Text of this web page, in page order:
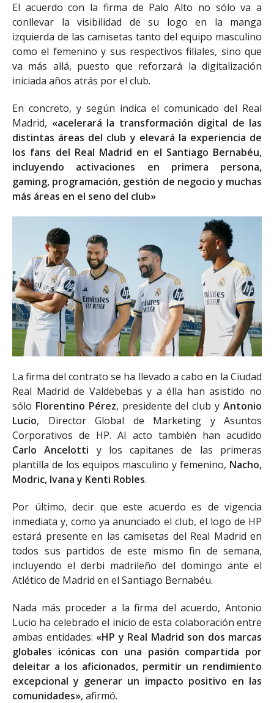
El acuerdo con la firma de Palo Alto no sólo va a
conllevar la visibilidad de su logo en la manga
izquierda de las camisetas tanto del equipo masculino
como el femenino y sus respectivos filiales, sino que
va más allá, puesto que reforzará la digitalización
iniciada años atrás por el club.
En concreto, y según indica el comunicado del Real
Madrid, «acelerará la transformación digital de las
distintas áreas del club y elevará la experiencia de
los fans del Real Madrid en el Santiago Bernabéu,
incluyendo activaciones en primera persona,
gaming, programación, gestión de negocio y muchas
más áreas en el seno del club»
La firma del contrato se ha llevado a cabo en la Ciudad
Real Madrid de Valdebebas y a élla han asistido no
sólo Florentino Pérez, presidente del club yAntonio
Lucio, Director Global de Marketing y Asuntos
Corporativos de HP. Al acto también han acudido
Carlo Ancelotti y los capitanes de las primeras
plantilla de los equipos masculino y femenino, Nacho,
Modric, Ivana y Kenti Robles.
Por último, decir que este acuerdo es de vigencia
inmediata y, como ya anunciado el club, el logo de HP
estará presente en las camisetas del Real Madrid en
todos sus partidos de este mismo fin de semana,
incluyendo el derbi madrileño del domingo ante el
Atlético de Madrid en el Santiago Bernabéu.
Nada más proceder a la firma del acuerdo, Antonio
Lucio ha celebrado el inicio de esta colaboración entre
ambas entidades: «HP y Real Madrid son dos marcas
globales icónicas con una pasión compartida por
deleitar a los aficionados, permitir un rendimiento
excepcional y generar un impacto positivo en las
comunidades», afirmó.